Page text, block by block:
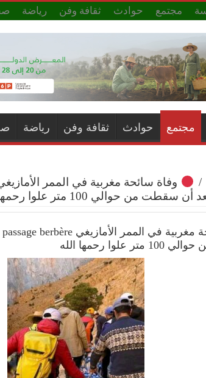
مجتمع حوادث ثقافة وفن رياضة
مجتمع حوادث ثقافة وفن رياضة
/
من حوالي 100 متر علوا رحمها الله
رحمها الله